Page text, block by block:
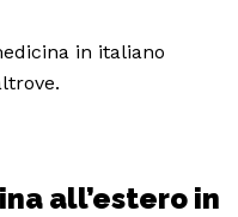
in italiano
all’estero in